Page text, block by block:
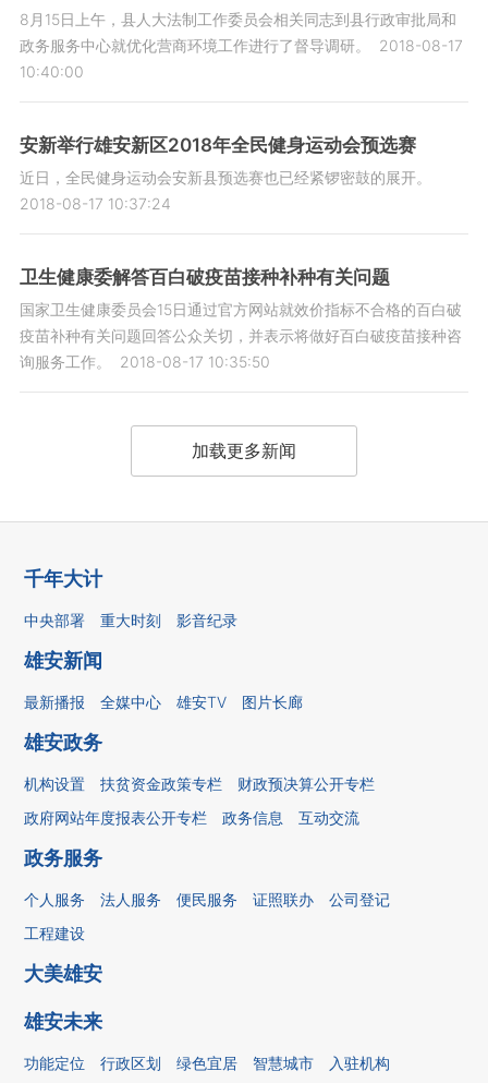
8月15日上午，县人大法制工作委员会相关同志到县行政审批局和
政务服务中心就优化营商环境工作进行了督导调研。
2018-08-17
10:40:00
安新举行雄安新区2018年全民健身运动会预选赛
近日，全民健身运动会安新县预选赛也已经紧锣密鼓的展开。
2018-08-17 10:37:24
卫生健康委解答百白破疫苗接种补种有关问题
国家卫生健康委员会15日通过官方网站就效价指标不合格的百白破
疫苗补种有关问题回答公众关切，并表示将做好百白破疫苗接种咨
询服务工作。
2018-08-17 10:35:50
加载更多新闻
千年大计
中央部署 重大时刻 影音纪录
雄安新闻
最新播报 全媒中心 雄安TV 图片长廊
雄安政务
机构设置 扶贫资金政策专栏
财政预决算公开专栏
政府网站年度报表公开专栏
政务信息 互动交流
政务服务
个人服务 法人服务 便民服务 证照联办
公司登记
工程建设
大美雄安
雄安未来
功能定位 行政区划 绿色宜居 智慧城市 入驻机构